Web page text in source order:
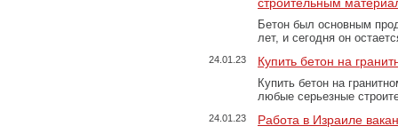
Бетон был основным
лет, и сегодня он
24.01.23 Купить бетон на
Купить бетон на
любые серьезные
24.01.23 Работа в Израиле